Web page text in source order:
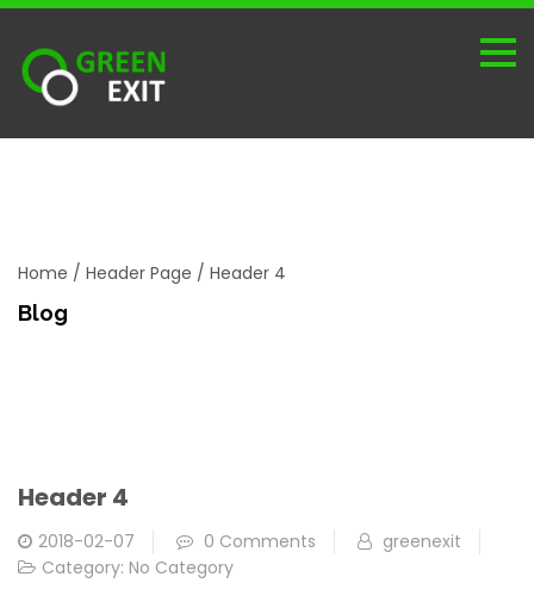
Home / Header Page / Header 4
Blog
Header 4
2018-02-07 0 Comments
greenexit
Category: No Category